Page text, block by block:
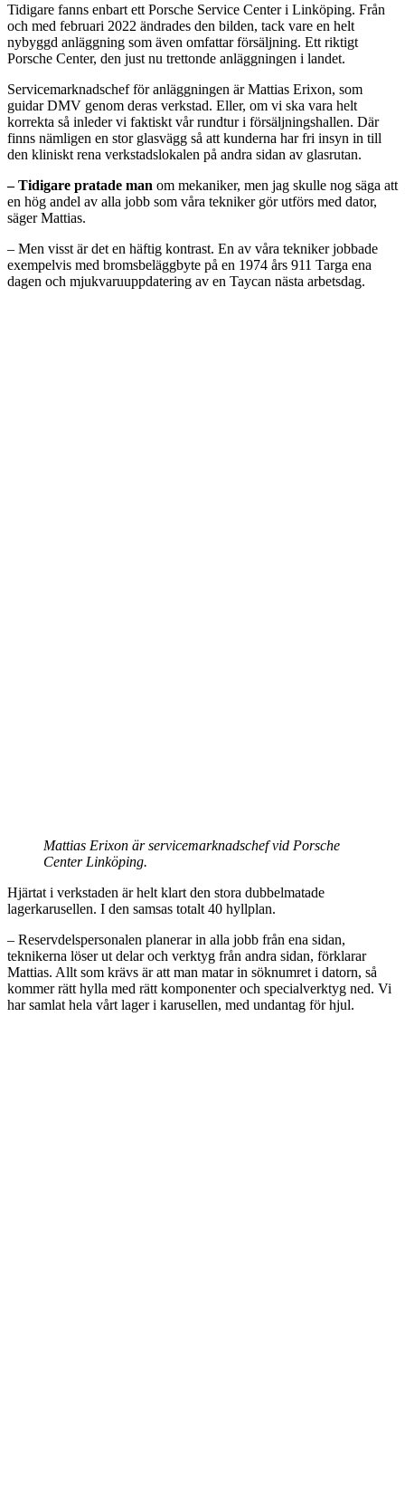
Tidigare fanns enbart ett Porsche Service Center i Linköping. Från
och med februari 2022 ändrades den bilden, tack vare en helt
nybyggd anläggning som även omfattar försäljning. Ett riktigt
Porsche Center, den just nu trettonde anläggningen i landet.
Servicemarknadschef för anläggningen är Mattias Erixon, som
guidar DMV genom deras verkstad. Eller, om vi ska vara helt
korrekta så inleder vi faktiskt vår rundtur i försäljningshallen. Där
finns nämligen en stor glasvägg så att kunderna har fri insyn in till
den kliniskt rena verkstadslokalen på andra sidan av glasrutan.
– Tidigare pratade man om mekaniker, men jag skulle nog säga att
en hög andel av alla jobb som våra tekniker gör utförs med dator,
säger Mattias.
– Men visst är det en häftig kontrast. En av våra tekniker jobbade
exempelvis med bromsbeläggbyte på en 1974 års 911 Targa ena
dagen och mjukvaruuppdatering av en Taycan nästa arbetsdag.
Mattias Erixon är servicemarknadschef vid Porsche
Center Linköping.
Hjärtat i verkstaden är helt klart den stora dubbelmatade
lagerkarusellen. I den samsas totalt 40 hyllplan.
– Reservdelspersonalen planerar in alla jobb från ena sidan,
teknikerna löser ut delar och verktyg från andra sidan, förklarar
Mattias. Allt som krävs är att man matar in söknumret i datorn, så
kommer rätt hylla med rätt komponenter och specialverktyg ned. Vi
har samlat hela vårt lager i karusellen, med undantag för hjul.